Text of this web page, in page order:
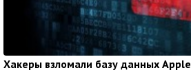
Хакеры взломали базу данных Apple